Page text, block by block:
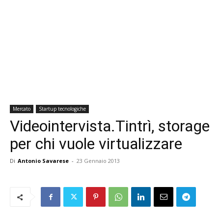
Mercato Startup tecnologiche
Videointervista.Tintrì, storage
per chi vuole virtualizzare
Di Antonio Savarese - 23 Gennaio 2013